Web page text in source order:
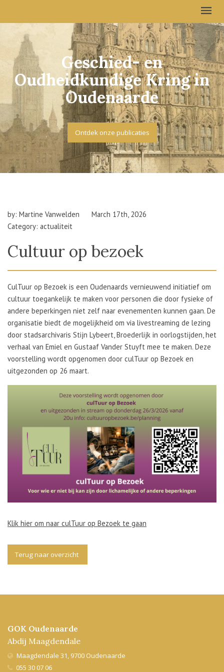
Geschied- en
Oudheidkundige Kring in
Oudenaarde
Ontdek onze publicaties
by: Martine Vanwelden
March 17th, 2026
Category: actualiteit
Cultuur op bezoek
CulTuur op Bezoek is een Oudenaards vernieuwend initiatief om
cultuur toegankelijk te maken voor personen die door fysieke of
andere beperkingen niet zelf naar evenementen kunnen gaan. De
organisatie biedt de mogelijkheid om via livestreaming de lezing
door stadsarchivaris Stijn Lybeert, Broederlijk in oorlogstijden, het
verhaal van Emiel en Gustaaf Vander Stuyft mee te maken. Deze
voorstelling wordt opgenomen door culTuur op Bezoek en
uitgezonden op 26 maart.
Klik hier om naar culTuur op Bezoek te gaan
Terug naar overzicht
GOK Oudenaarde
Abdij Maagdendale
Maagdendale 31, 9700 Oudenaarde
055 30 07 06